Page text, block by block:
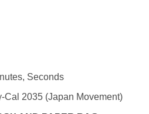
Seconds
Cal 2035 (Japan Movement)